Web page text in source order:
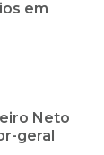
em
Neto
geral